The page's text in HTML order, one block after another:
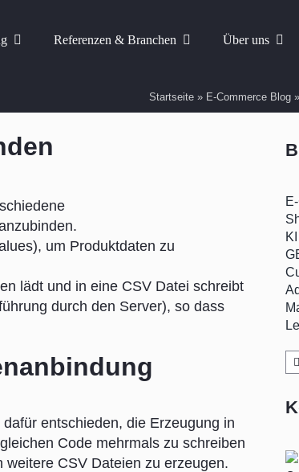
Referenzen & Branchen Über uns
Startseite » E-Commerce Blog »
um Produktdaten zu
lädt und in eine CSV Datei schreibt
durch den Server), so dass
entschieden, die Erzeugung in
Code mehrmals zu schreiben
CSV Dateien zu erzeugen.
KI